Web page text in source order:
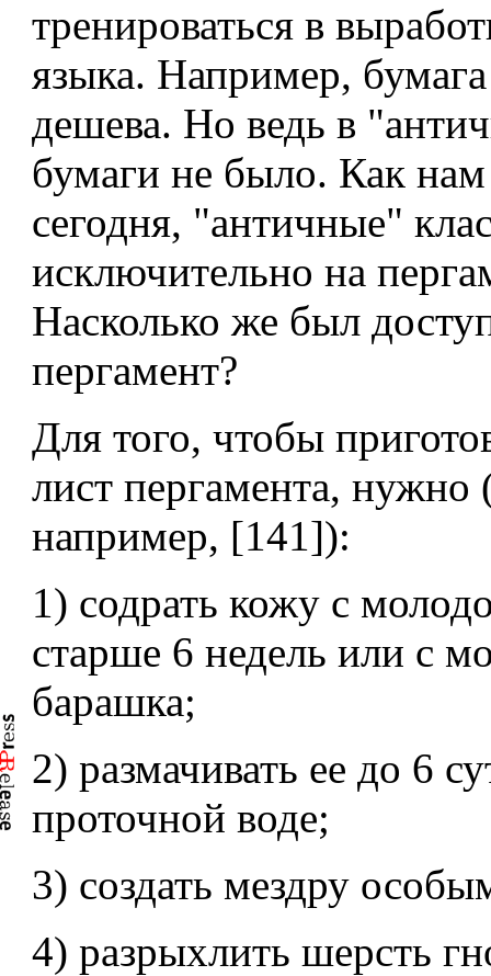
тренироваться в
языка. Например,
дешева. Но ведь в
бумаги не было. Как
сегодня, "античные"
исключительно на
Насколько же был
пергамент?
Для того, чтобы
лист пергамента, нужно
например, [141]):
1) содрать кожу с
старше 6 недель или с
барашка;
2) размачивать ее до 6
проточной воде;
3) создать мездру
4) разрыхлить шерсть